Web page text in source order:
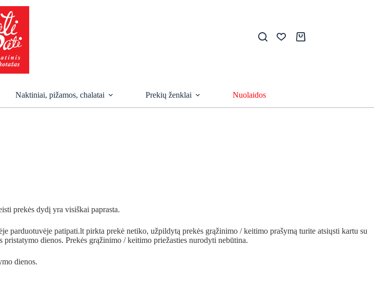
Pirkinių
Naktiniai, pižamos, chalatai Prekių ženklai Nuolaidos
prekės dydį yra visiškai paprasta.
parduotuvėje patipati.lt pirkta prekė netiko, užpildytą prekės grąžinimo / keitimo prašymą turite atsiųsti kartu su
dienos. Prekės grąžinimo / keitimo priežasties nurodyti nebūtina.
dienos.